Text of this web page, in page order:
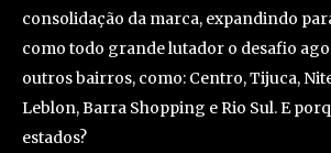
consolidação da marca, expandindo
como todo grande lutador o desafio
outros bairros, como: Centro, Tijuca,
Leblon, Barra Shopping e Rio Sul. E
estados?